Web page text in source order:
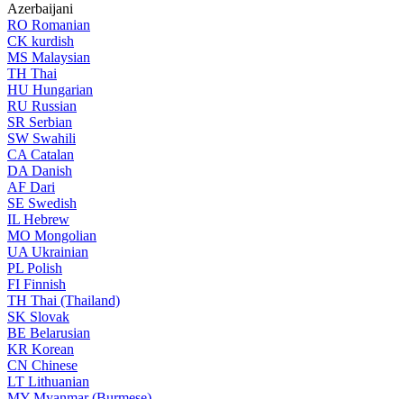
Azerbaijani
RO Romanian
CK kurdish
MS Malaysian
TH Thai
HU Hungarian
RU Russian
SR Serbian
SW Swahili
CA Catalan
DA Danish
AF Dari
SE Swedish
IL Hebrew
MO Mongolian
UA Ukrainian
PL Polish
FI Finnish
TH Thai (Thailand)
SK Slovak
BE Belarusian
KR Korean
CN Chinese
LT Lithuanian